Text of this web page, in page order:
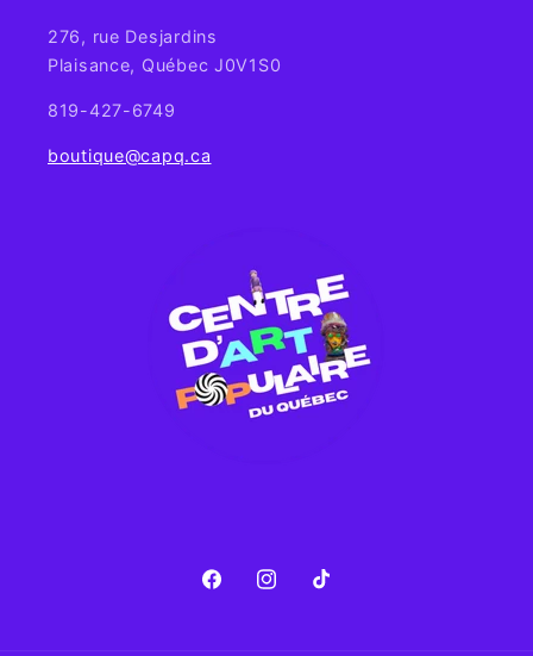
276, rue Desjardins
Plaisance, Québec J0V1S0
819-427-6749
boutique@capq.ca
FacebookInstagram
TikTok